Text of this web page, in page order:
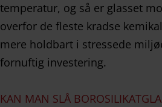
temperatur, og så er glasset
overfor de fleste kradse
mere holdbart i stressede
fornuftig investering.
KAN MAN SLÅ